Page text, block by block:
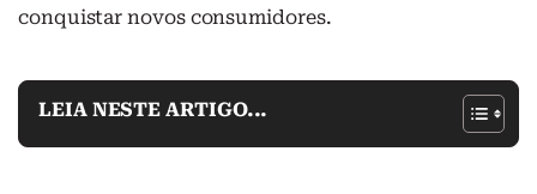
conquistar novos consumidores.
LEIA NESTE ARTIGO...